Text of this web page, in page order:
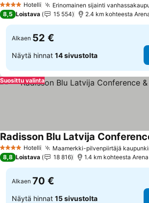
4 Tähtiluokitus
Hotelli Erinomainen sijainti
8,5 Loistava 15 554 2.4 km kohteesta
Alkaen 52 €
Näytä hinnat 14 sivustolta
Suosittu valinta
4 Tähtiluokitus
Hotelli Maamerkki-pilvenpiirtäjä
8,8 Loistava 18 816 1.4 km kohteesta
Alkaen 70 €
Näytä hinnat 15 sivustolta